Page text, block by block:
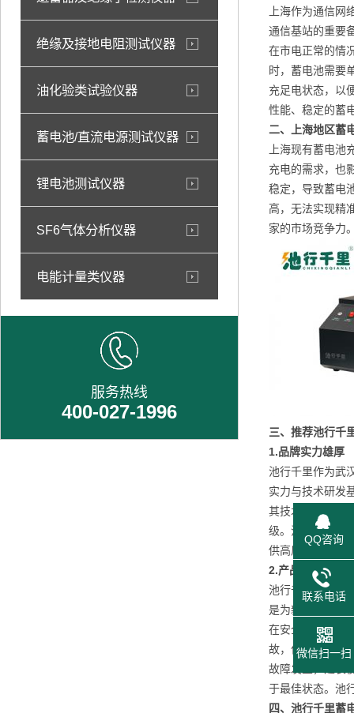
绝缘及接地电阻测试仪器
油化验类试验仪器
蓄电池/直流电源测试仪器
锂电池测试仪器
SF6气体分析仪器
电能计量类仪器
服务热线
400-027-1996
上海作为通信
通信基站的重要
在市电正常的情
时，蓄电池需要
充足电状态，以
性能、稳定的蓄
二、上海地区蓄
上海现有蓄电
充电的需求，也
稳定，导致蓄电
高，无法实现精
家的市场竞争力
三、推荐池行千
1.品牌实力雄厚
池行千里作为武
实力与技术研发
其技术研发团队
级。池行千里的
供高质量的产品
2.产品质量卓越
池行千里蓄电池
是为新能源电池
在安全性能上，
故，保障电池和
故障发生，延长
于最佳状态。池
四、池行千里蓄
QQ咨询
联系电话
微信扫一扫